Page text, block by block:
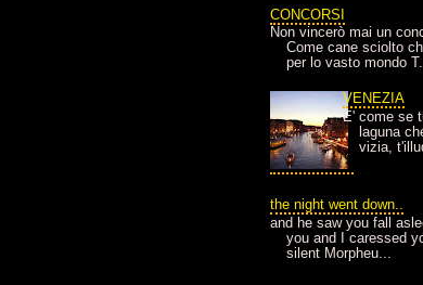
CONCORSI
Non vincerò mai un
Come cane sciolto
per lo vasto mondo
VENEZIA
E' come se
laguna
vizia,
the night went down..
and he saw you fall
you and I caressed
silent Morpheu...